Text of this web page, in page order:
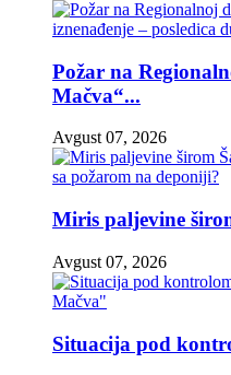
Požar na
Mačva“...
Avgust 07, 2026
Miris paljevine
Avgust 07, 2026
Situacija pod